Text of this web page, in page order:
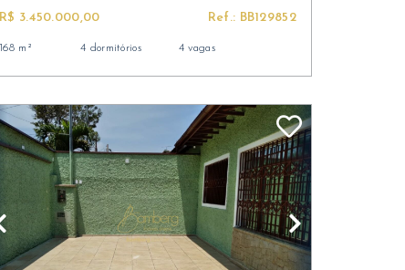
R$ 3.450.000,00 Ref.: BB129852
168 m² 4 dormitórios 4 vagas